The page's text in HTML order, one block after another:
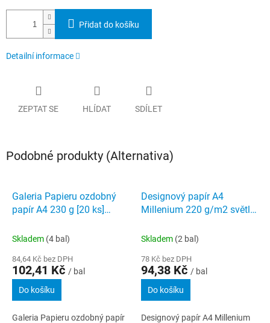
Přidat do košíku
Detailní informace
ZEPTAT SE HLÍDAT SDÍLET
Podobné produkty (Alternativa)
Galeria Papieru ozdobný
papír A4 230 g [20 ks]
Skladem (4 bal)
84,64 Kč bez DPH
102,41 Kč / bal
Do košíku
Galeria Papieru ozdobný papír
Designový papír A4
Millenium 220 g/m2 světle
Skladem (2 bal)
78 Kč bez DPH
94,38 Kč / bal
Do košíku
Designový papír A4 Millenium